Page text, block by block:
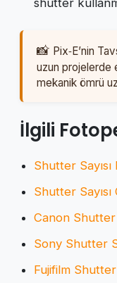
Pix‑E’nin
uzun projelerde
mekanik ömrü
İlgili
Shutter
Shutter
Canon Shutter
Sony Shutter
Fujifilm Shutter